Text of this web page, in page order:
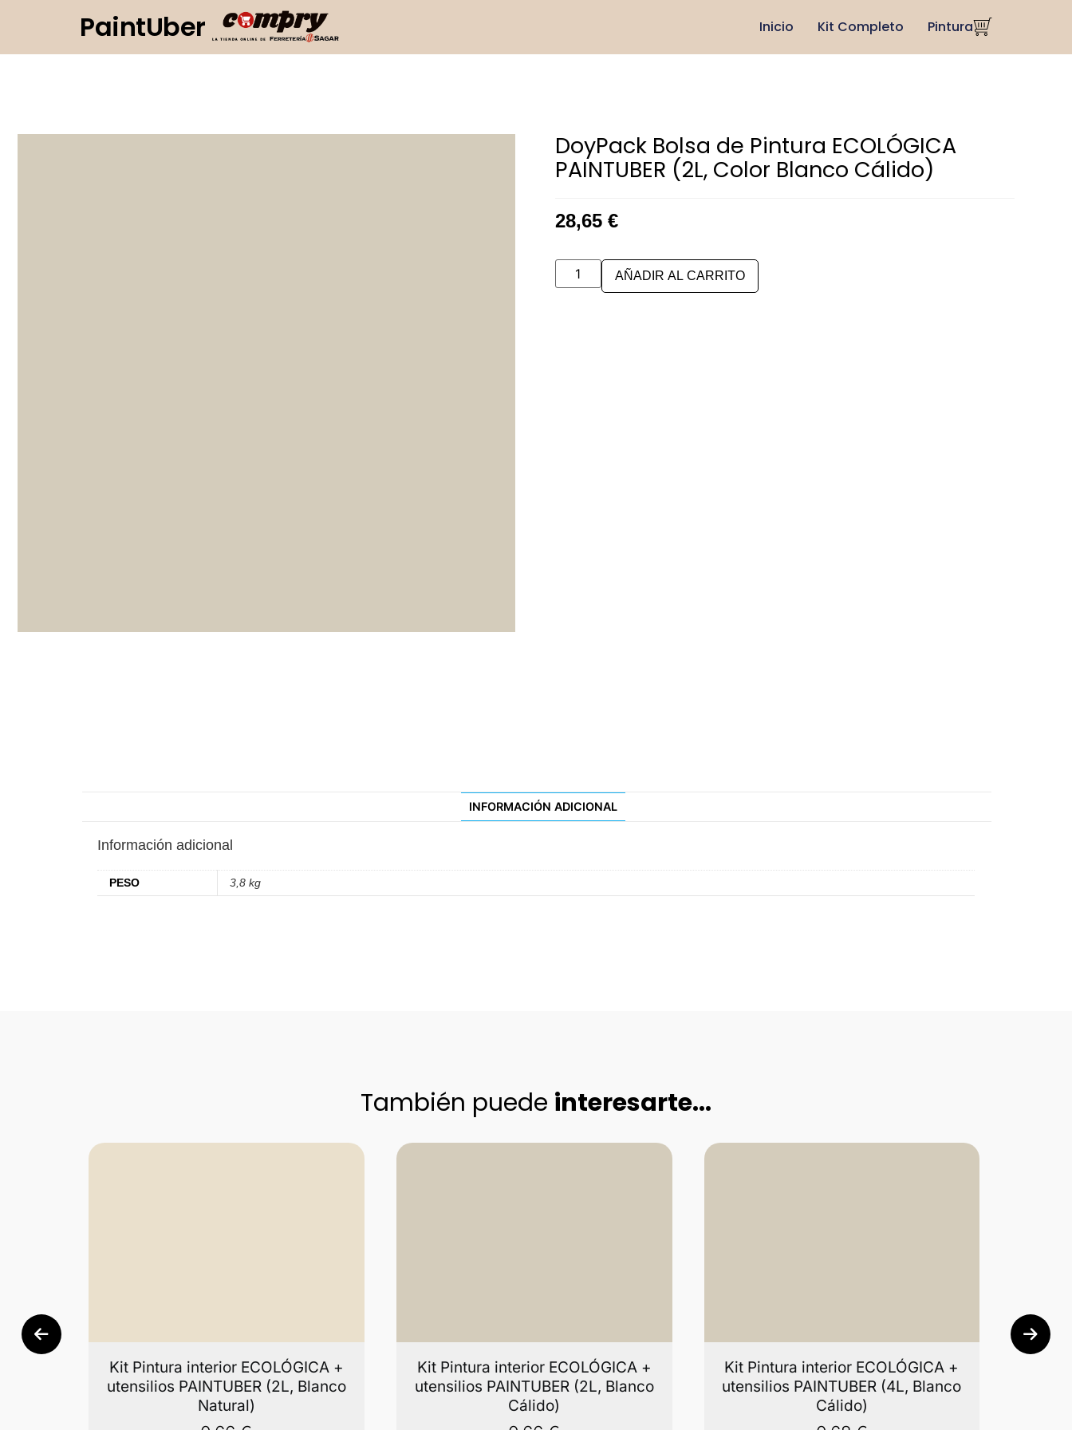
PaintUber Inicio Kit Completo Pintura
DoyPack Bolsa de Pintura ECOLÓGICA
PAINTUBER (2L, Color Blanco Cálido)
28,65 €
AÑADIR AL CARRITO
INFORMACIÓN ADICIONAL
Información adicional
PESO 3,8 kg
También puede interesarte...
Kit Pintura interior ECOLÓGICA +
utensilios PAINTUBER (2L, Blanco
Natural)
Kit Pintura interior ECOLÓGICA +
utensilios PAINTUBER (2L, Blanco
Cálido)
Kit Pintura interior ECOLÓGICA +
utensilios PAINTUBER (4L, Blanco
Cálido)